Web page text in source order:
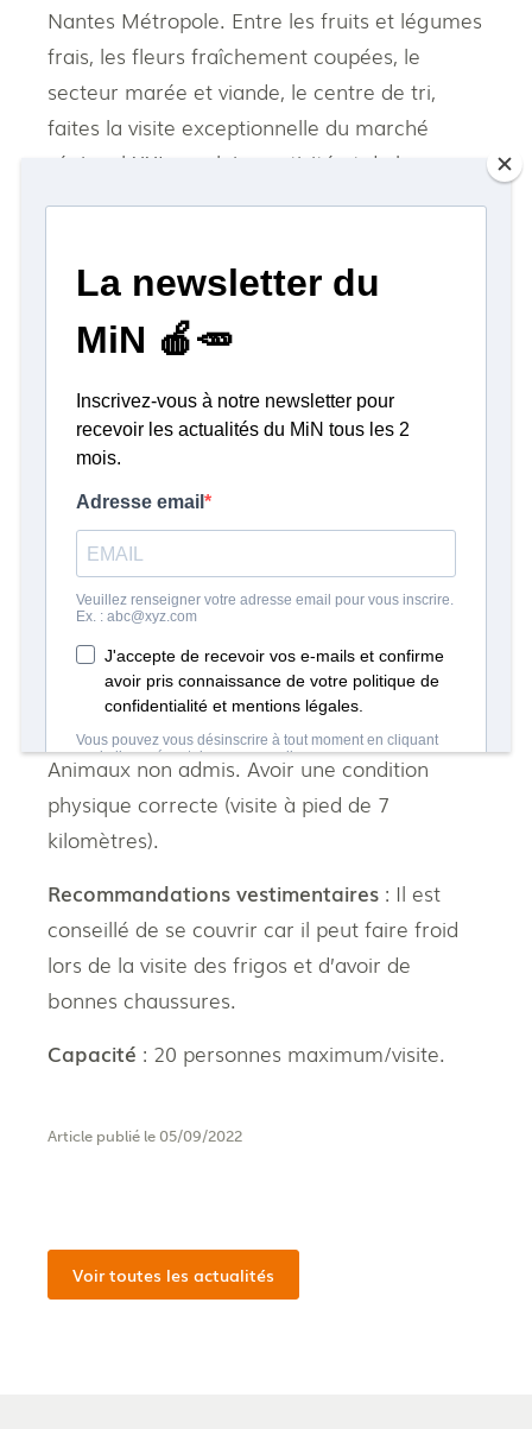
Nantes Métropole. Entre les fruits et légumes
frais, les fleurs fraîchement coupées, le
secteur marée et viande, le centre de tri,
faites la visite exceptionnelle du marché
régional XXL en pleine activité et de bon
Vendredi 28 octobre 2022: 5h30.
Durée: 3h
Tarif: Gratuit
Réservation
accueil.badges@minnantes.com
Informations complémentaires :
Condition d’accès: Visite à partir de 15 ans.
Pièce d’identité à présenter avant l’entrée sur
Restrictions d’accès: Photos interdites.
Animaux non admis. Avoir une condition
physique correcte (visite à pied de 7
kilomètres).
Recommandations vestimentaires : Il est
conseillé de se couvrir car il peut faire froid
lors de la visite des frigos et d’avoir de
bonnes chaussures.
Capacité : 20 personnes maximum/visite.
Article publié le 05/09/2022
Voir toutes les actualités